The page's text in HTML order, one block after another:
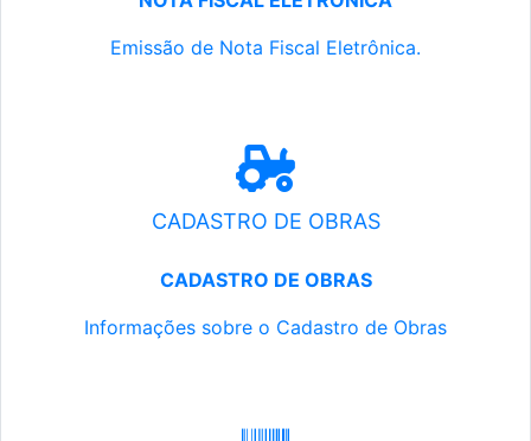
Emissão de Nota Fiscal Eletrônica.
CADASTRO DE OBRAS
CADASTRO DE OBRAS
Informações sobre o Cadastro de Obras